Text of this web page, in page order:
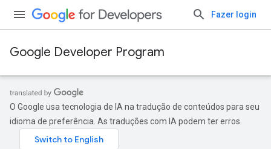
Fazer login
Google Developer Program
O Google usa tecnologia de IA na tradução de conteúdos para seu
idioma de preferência. As traduções com IA podem ter erros.